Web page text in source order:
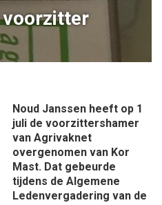
voorzitter
Noud Janssen heeft op 1
juli de voorzittershamer
van Agrivaknet
overgenomen van Kor
Mast. Dat gebeurde
tijdens de Algemene
Ledenvergadering van de